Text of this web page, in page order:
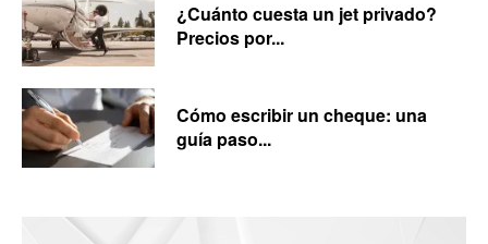
¿Cuánto cuesta un jet privado?
Precios por...
Cómo escribir un cheque: una
guía paso...